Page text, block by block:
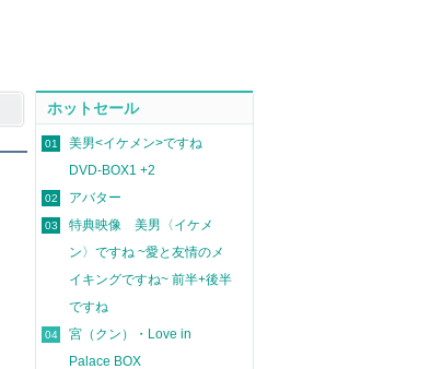
ホットセール
01
美男<イケメン>ですね
DVD-BOX1 +2
02 アバター
03
特典映像 美男〈イケメ
ン〉ですね ~愛と友情のメ
イキングですね~ 前半+後半
ですね
04
宮（クン）・Love in
Palace BOX